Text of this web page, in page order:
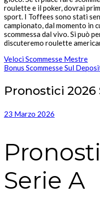
roulette e il poker, dovrai
sport. I Toffees sono stati
campionato, dal momento in
scommessa dal vivo. Si può
discuteremo roulette
Veloci Scommesse Mestre
Bonus Scommesse Sul
Pronostici 2026
23 Marzo 2026
Serie A